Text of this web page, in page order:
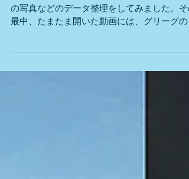
長い夏休みがもうすぐ終わります。この夏は
の写真などのデータ整理をしてみました。そ
「トロルドハウゲンの婚礼の日」を口ずさむ